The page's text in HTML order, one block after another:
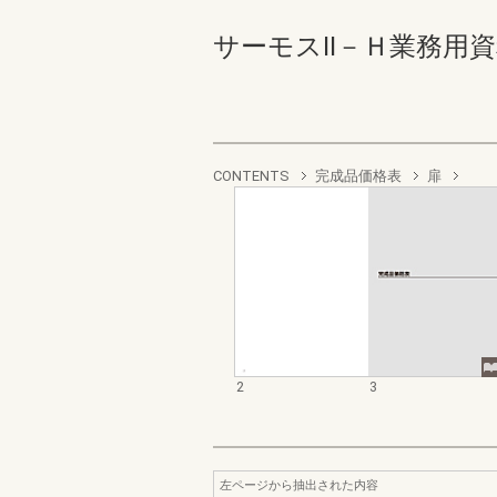
サーモスⅡ－Ｈ業務用
CONTENTS 完成品価格表 扉
2 3
左ページから抽出された内容